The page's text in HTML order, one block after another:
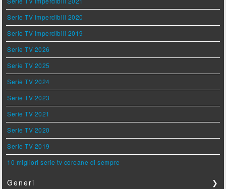
Serie TV imperdibili 2020
Serie TV imperdibili 2019
Serie TV 2026
Serie TV 2025
Serie TV 2024
Serie TV 2023
Serie TV 2021
Serie TV 2020
Serie TV 2019
10 migliori serie tv coreane di sempre
Generi ❯